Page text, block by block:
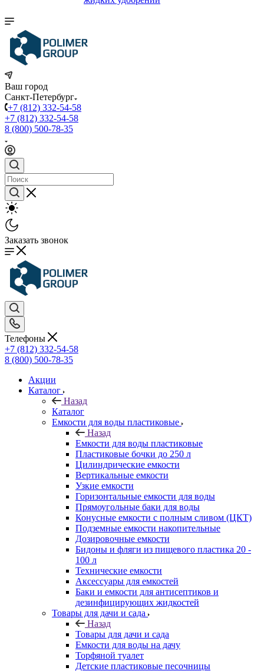
Ваш город
Санкт-Петербург
+7 (812) 332-54-58
+7 (812) 332-54-58
8 (800) 500-78-35
Заказать звонок
Телефоны
+7 (812) 332-54-58
8 (800) 500-78-35
Акции
Каталог
Назад
Каталог
Емкости для воды пластиковые
Назад
Емкости для воды пластиковые
Пластиковые бочки до 250 л
Цилиндрические емкости
Вертикальные емкости
Узкие емкости
Горизонтальные емкости для воды
Прямоугольные баки для воды
Конусные емкости с полным сливом (ЦКТ)
Подземные емкости накопительные
Дозировочные емкости
Бидоны и фляги из пищевого пластика 20 -
100 л
Технические емкости
Аксессуары для емкостей
Баки и емкости для антисептиков и
дезинфицирующих жидкостей
Товары для дачи и сада
Назад
Товары для дачи и сада
Емкости для воды на дачу
Торфяной туалет
Детские пластиковые песочницы